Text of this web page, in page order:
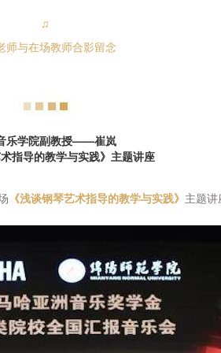
♫
师与在场教师合影留念
乐学院副教授——崔岚
术指导的教学与实践》主题讲座
《浅谈钢琴艺术指导的教学与实践》 主题